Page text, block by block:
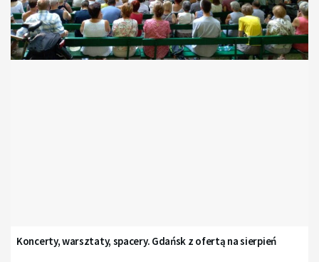
Koncerty, warsztaty, spacery. Gdańsk z ofertą na sierpień